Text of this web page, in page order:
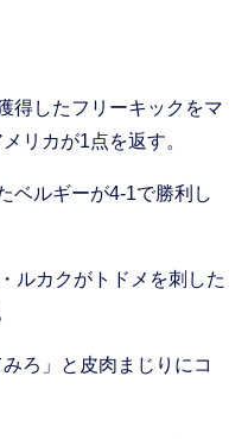
得したフリーキックをマ
リカが1点を返す。
ベルギーが4-1で勝利し
ルカクがトドメを刺した
ろ」と皮肉まじりにコ